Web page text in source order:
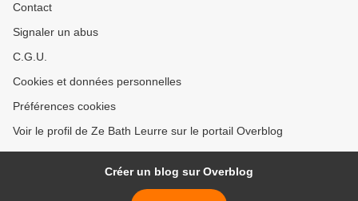
Contact
Signaler un abus
C.G.U.
Cookies et données personnelles
Préférences cookies
Voir le profil de Ze Bath Leurre sur le portail Overblog
Créer un blog sur Overblog